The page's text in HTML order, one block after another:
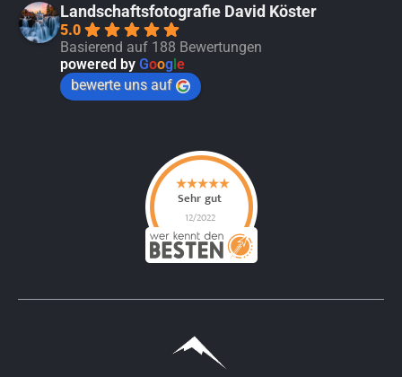
Landschaftsfotografie David Köster
5.0
Basierend auf 188 Bewertungen
powered by Google
bewerte uns auf